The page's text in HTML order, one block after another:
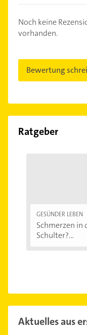
Noch keine
vorhanden.
Bewertung
Ratgeber
GESÜNDER LEBEN
Schmerzen in
Schulter?
Aktuelles aus